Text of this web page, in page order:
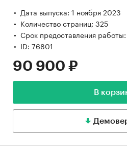
Дата выпуска: 1 ноября 2023
Количество страниц: 325
Срок предоставления работы:
ID: 76801
90 900 ₽
В